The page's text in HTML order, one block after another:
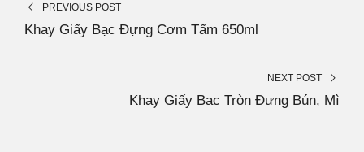
PREVIOUS POST
Khay Giấy Bạc Đựng Cơm Tấm 650ml
NEXT POST
Khay Giấy Bạc Tròn Đựng Bún, Mì